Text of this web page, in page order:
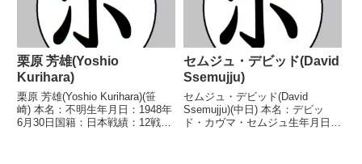
栗原 芳雄(Yoshio
Kurihara)
栗原 芳雄(Yoshio Kurihara)(笹
崎) 本名：不明生年月日：1948年
6月30日国籍：日本戦績：12戦4
セムジュ・デビッド(David
Ssemujju)
セムジュ・デビッド(David
Ssemujju)(中日) 本名：デビッ
ド・カヴマ・セムジュ生年月日：